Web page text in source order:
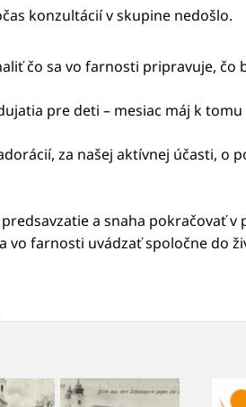
konzultácií v skupine nedošlo.
čo sa vo farnosti pripravuje,
pre deti – mesiac máj k
za našej aktívnej účasti,
a snaha pokračovať
vo farnosti uvádzať spoločne do